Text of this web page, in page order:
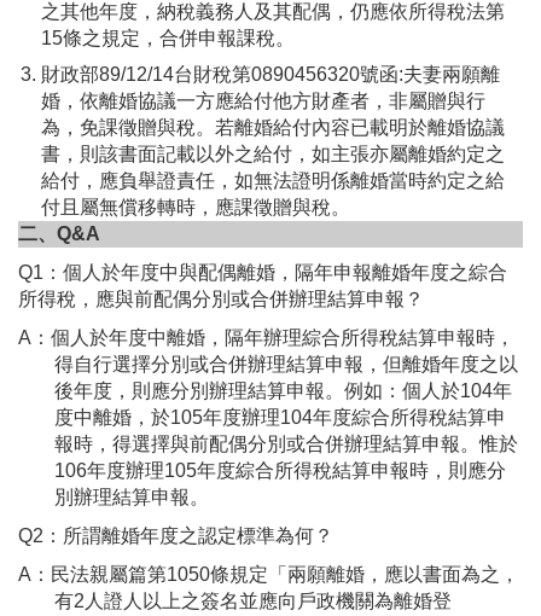
之其他年度，納稅義務人及其配偶，仍應依所得稅法第
15條之規定，合併申報課稅。
財政部89/12/14台財稅第0890456320號函:夫妻兩願離
婚，依離婚協議一方應給付他方財產者，非屬贈與行
為，免課徵贈與稅。若離婚給付內容已載明於離婚協議
書，則該書面記載以外之給付，如主張亦屬離婚約定之
給付，應負舉證責任，如無法證明係離婚當時約定之給
付且屬無償移轉時，應課徵贈與稅。
二、Q&A
Q1：個人於年度中與配偶離婚，隔年申報離婚年度之綜合
所得稅，應與前配偶分別或合併辦理結算申報？
A：個人於年度中離婚，隔年辦理綜合所得稅結算申報時，
得自行選擇分別或合併辦理結算申報，但離婚年度之以
後年度，則應分別辦理結算申報。例如：個人於104年
度中離婚，於105年度辦理104年度綜合所得稅結算申
報時，得選擇與前配偶分別或合併辦理結算申報。惟於
106年度辦理105年度綜合所得稅結算申報時，則應分
別辦理結算申報。
Q2：所謂離婚年度之認定標準為何？
A：民法親屬篇第1050條規定「兩願離婚，應以書面為之，
有2人證人以上之簽名並應向戶政機關為離婚登